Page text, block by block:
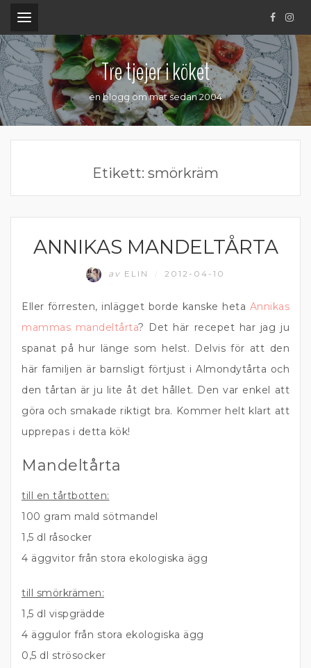
.
Tre tjejer i köket
en blogg om mat sedan 2004
Etikett: smörkräm
EFTERRÄTT
ANNIKAS MANDELTÅRTA
av ELIN 2012-04-10
Eller förresten, inlägget borde kanske heta Annikas
mammas mandeltårta? Det här recepet har jag ju
spanat på hur länge som helst. Delvis för att den
här familjen är barnsligt förtjust i Almondytårta och
den tårtan är ju lite åt det hållet. Den var enkel att
göra och smakade riktigt bra. Kommer helt klart att
upprepas i detta kök!
Mandeltårta
till en tårtbotten:
100 gram mald sötmandel
1,5 dl råsocker
4 äggvitor från stora ekologiska ägg
till smörkrämen:
1,5 dl vispgrädde
4 äggulor från stora ekologiska ägg
0,5 dl strösocker